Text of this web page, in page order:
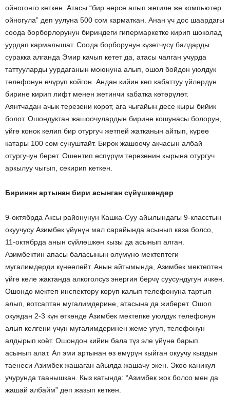
ойногонго кеткен. Атасы “бир нерсе алып жегиле же компьютер
ойногула” деп уулуна 500 сом карматкан. Анан үч дос шаардагы
соода борборлорунун бириндеги гипермаркетке кирип шоколад
уурдап кармалышат. Соода борборунун күзөтчүсү балдарды
суракка алганда Эмир качып кетет да, атасы чалган учурда
таттууларды уурдаганын моюнуна алып, ошол бойдон уюлдук
телефонун өчүрүп койгон. Андан кийин көп кабаттуу үйлөрдүн
бирине кирип лифт менен жетинчи кабатка көтөрүлөт.
Аянтчадан ачык терезени көрөт, ага чыгайын десе кыры бийик
болот. Ошондуктан жашоочулардын бирине кошунасы болорун,
үйгө конок келип бир отургуч жетпей жатканын айтып, күрөө
катары 100 сом сунуштайт. Бирок жашоочу акчасын албай
отургучун берет. Ошентип өспүрүм терезенин кырына отургуч
аркылуу чыгып, секирип кеткен.
Биринин артынан бири асынган сүйүшкөндөр
9-октябрда Аксы районунун Кашка-Суу айылындагы 9-класстын
окуучусу Азимбек үйүнүн мал сарайында асынып каза болсо,
11-октябрда анын сүйлөшкөн кызы да асынып алган.
Азимбектин апасы баласынын өлүмүнө мектептеги
мугалимдерди күнөөлөйт. Анын айтымында, Азимбек мектептен
үйгө келе жактанда алкоголсуз энергия берчү суусундугун ичкен.
Ошондо мектеп инспектору көрүп калып телефонуна тартып
алып, вотсаптан мугалимдерине, атасына да жиберет. Ошол
окуядан 2-3 күн өткөндө Азимбек мектепке уюлдук телефонун
алып келгени үчүн мугалимдеринен жеме угуп, телефонун
алдырып коёт. Ошондон кийин бала түз эле үйүнө барып
асынып алат. Ал эми артынан өз өмүрүн кыйган окуучу кыздын
таенеси Азимбек жашаган айылда жашачу экен. Экөө каникул
учурунда таанышкан. Кыз катында: “Азимбек жок болсо мен да
жашай албайм” деп жазып кеткен.